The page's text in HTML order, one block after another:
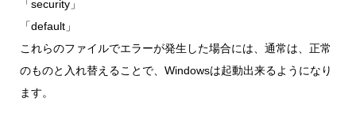
「security」
「default」
これらのファイルでエラーが発生した場合には、通常は、正常
のものと入れ替えることで、Windowsは起動出来るようになり
ます。